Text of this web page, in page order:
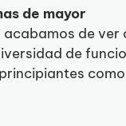
de mayor
acabamos de ver
de